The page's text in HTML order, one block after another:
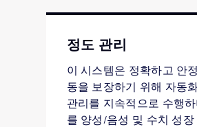
정도 관리
이 시스템은 정확하고 안
동을 보장하기 위해 자동
관리를 지속적으로 수행
를 양성/음성 및 수치 성장